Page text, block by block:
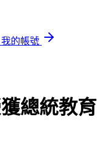
我的帳號
總統教育